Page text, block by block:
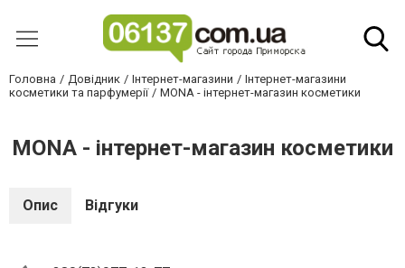
Головна Довідник Інтернет-магазини
Інтернет-магазини
косметики та парфумерії
MONA - інтернет-магазин косметики
MONA - інтернет-магазин косметики
Опис Відгуки